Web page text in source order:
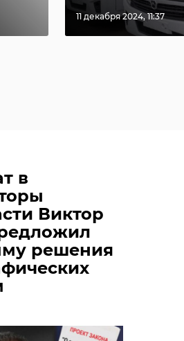
11 декабря 2024, 11:37
в
Виктор
решения